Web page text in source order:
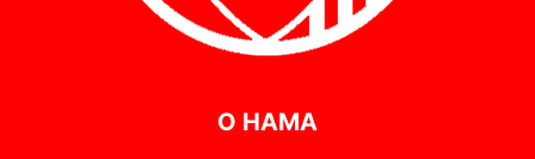
О НАМА